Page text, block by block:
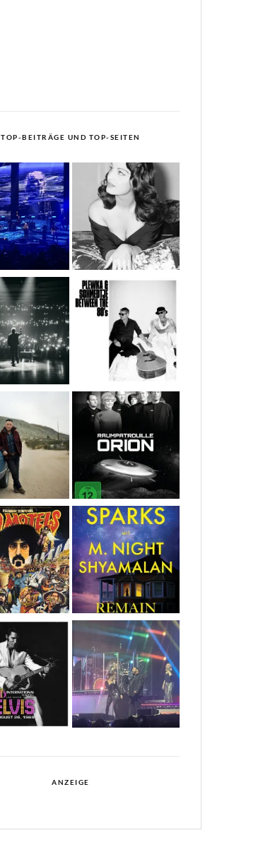
TOP-BEITRÄGE UND TOP-SEITEN
ANZEIGE